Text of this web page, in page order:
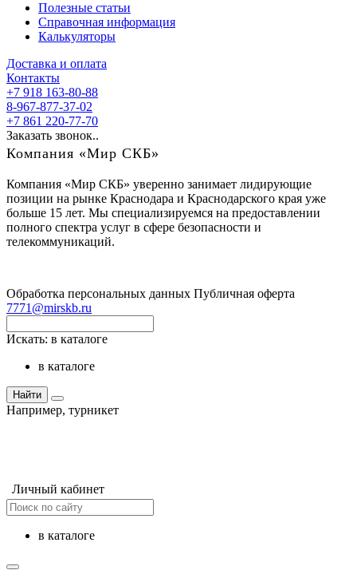
Полезные статьи
Справочная информация
Калькуляторы
Доставка и оплата
Контакты
+7 918 163-80-88
8-967-877-37-02
+7 861 220-77-70
Заказать звонок..
Компания «Мир СКБ»
Компания «Мир СКБ» уверенно занимает лидирующие
позиции на рынке Краснодара и Краснодарского края уже
больше 15 лет. Мы специализируемся на предоставлении
полного спектра услуг в сфере безопасности и
телекоммуникаций.
Обработка персональных данных Публичная оферта
7771@mirskb.ru
Искать: в каталоге
в каталоге
Найти
Например, турникет
Личный кабинет
в каталоге